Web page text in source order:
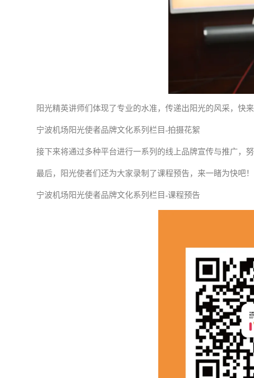
阳光精英讲师们体现了专业的水准，传递出阳光的风采，快
宁波机场阳光使者品牌文化系列栏目-拍摄花絮
接下来将通过多种平台进行一系列的线上品牌宣传与推广，
最后，阳光使者们还为大家录制了课程预告，来一睹为快吧！
宁波机场阳光使者品牌文化系列栏目-课程预告